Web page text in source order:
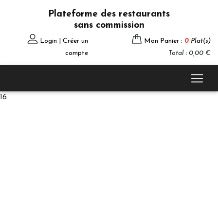
Plateforme des restaurants
sans commission
Login | Créer un
compte
Mon Panier : 0 Plat(s)
Total : 0,00 €
16